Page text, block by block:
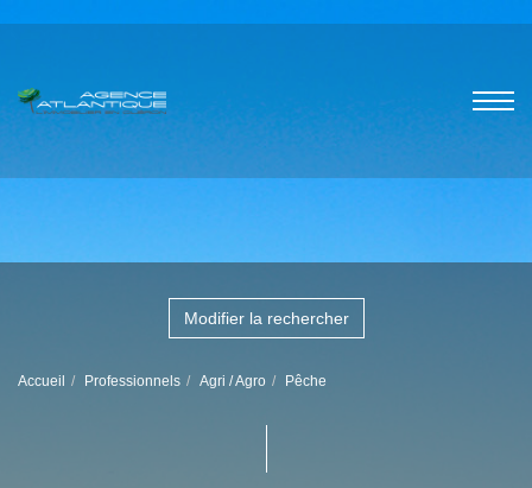
Modifier la rechercher
Accueil Professionnels Agri / Agro Pêche